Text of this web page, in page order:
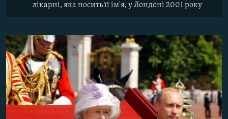
лікарні, яка носить її ім'я, у Лондоні 2001 року